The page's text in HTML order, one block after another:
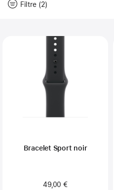
Filtre (2)
Bracelet Sport noir
49,00 €